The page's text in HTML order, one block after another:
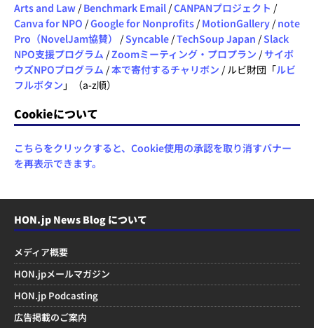
Arts and Law / Benchmark Email /CANPANプロジェクト /
Canva for NPO /Google for Nonprofits / MotionGallery / note
Pro（NovelJam協賛）
/Syncable /TechSoup Japan /Slack
NPO支援プログラム /Zoomミーティング・プロプラン /サイボ
ウズNPOプログラム /本で寄付するチャリボン / ルビ財団「ルビ
フルボタン 」（a-z順）
Cookieについて
こちらをクリックすると、Cookie使用の承認を取り消すバナー
を再表示できます。
HON.jp News Blog について
メディア概要
HON.jpメールマガジン
HON.jp Podcasting
広告掲載のご案内